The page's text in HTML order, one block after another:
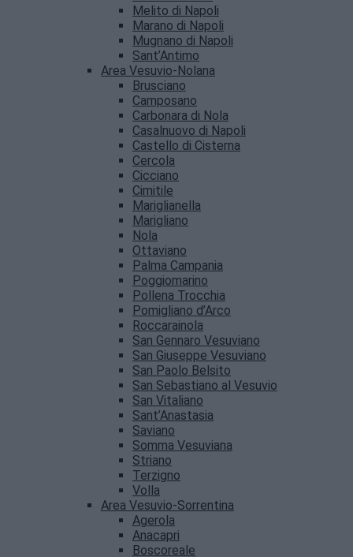
Melito di Napoli
Marano di Napoli
Mugnano di Napoli
Sant’Antimo
Area Vesuvio-Nolana
Brusciano
Camposano
Carbonara di Nola
Casalnuovo di Napoli
Castello di Cisterna
Cercola
Cicciano
Cimitile
Mariglianella
Marigliano
Nola
Ottaviano
Palma Campania
Poggiomarino
Pollena Trocchia
Pomigliano d’Arco
Roccarainola
San Gennaro Vesuviano
San Giuseppe Vesuviano
San Paolo Belsito
San Sebastiano al Vesuvio
San Vitaliano
Sant’Anastasia
Saviano
Somma Vesuviana
Striano
Terzigno
Volla
Area Vesuvio-Sorrentina
Agerola
Anacapri
Boscoreale